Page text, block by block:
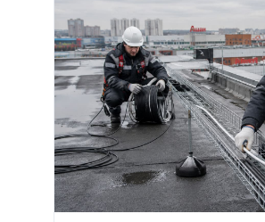
ХЛАДОСТОЙКИЙ Нет
СЕЧЕНИЕ ТПЖ 70
ОГНЕСТОЙКИЙ Нет
НАЛИЧИЕ ЭКРАНА Нет